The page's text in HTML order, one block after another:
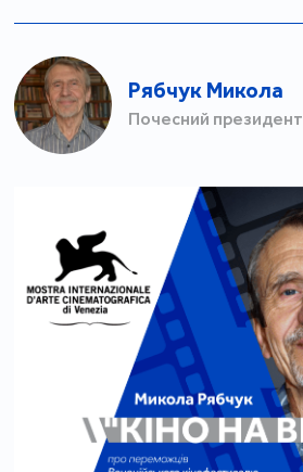
Рябчук Микола
Почесний президент